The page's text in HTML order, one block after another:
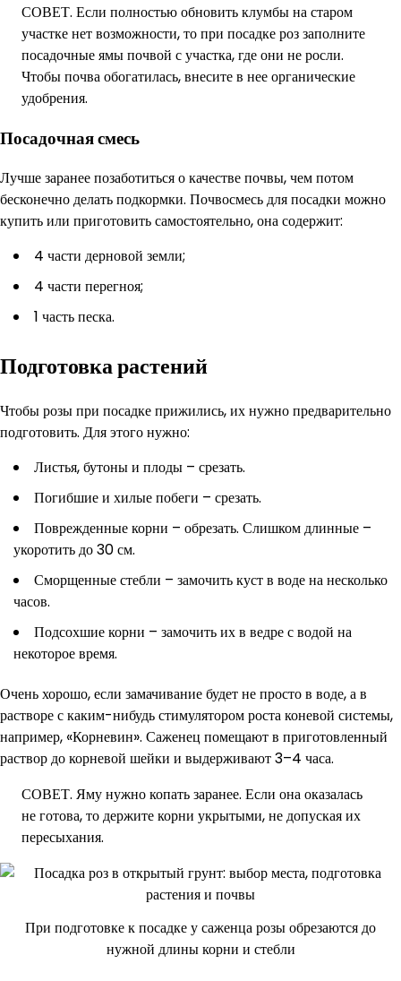
СОВЕТ. Если полностью обновить клумбы на старом
участке нет возможности, то при посадке роз заполните
посадочные ямы почвой с участка, где они не росли.
Чтобы почва обогатилась, внесите в нее органические
удобрения.
Посадочная смесь
Лучше заранее позаботиться о качестве почвы, чем потом
бесконечно делать подкормки. Почвосмесь для посадки можно
купить или приготовить самостоятельно, она содержит:
4 части дерновой земли;
4 части перегноя;
1 часть песка.
Подготовка растений
Чтобы розы при посадке прижились, их нужно предварительно
подготовить. Для этого нужно:
Листья, бутоны и плоды – срезать.
Погибшие и хилые побеги – срезать.
Поврежденные корни – обрезать. Слишком длинные –
укоротить до 30 см.
Сморщенные стебли – замочить куст в воде на несколько
часов.
Подсохшие корни – замочить их в ведре с водой на
некоторое время.
Очень хорошо, если замачивание будет не просто в воде, а в
растворе с каким-нибудь стимулятором роста коневой системы,
например, «Корневин». Саженец помещают в приготовленный
раствор до корневой шейки и выдерживают 3–4 часа.
СОВЕТ. Яму нужно копать заранее. Если она оказалась
не готова, то держите корни укрытыми, не допуская их
пересыхания.
При подготовке к посадке у саженца розы обрезаются до
нужной длины корни и стебли